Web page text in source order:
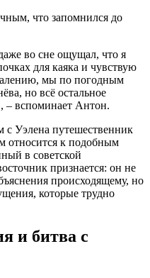
что запомнился до
во сне ощущал, что я
для каяка и чувствую
мы по погодным
но всё остальное
– вспоминает Антон.
с Уэлена путешественник
относится к подобным
в советской
признается: он не
происходящему, но
которые трудно
и битва с